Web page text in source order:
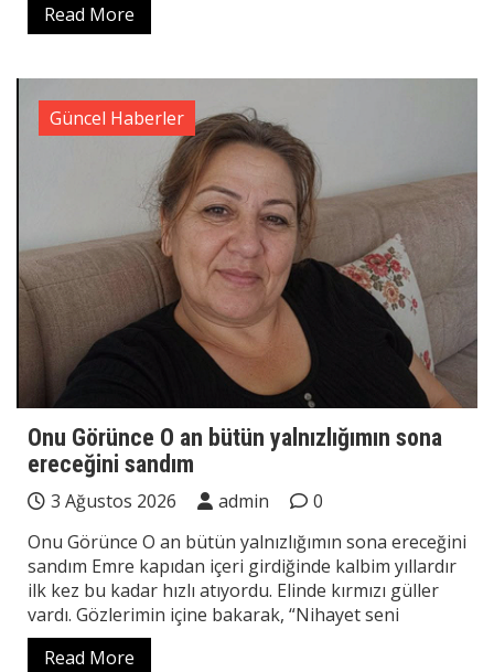
Read More
Güncel Haberler
Onu Görünce O an bütün yalnızlığımın sona
ereceğini sandım
3 Ağustos 2026 admin
0
Onu Görünce O an bütün yalnızlığımın sona ereceğini
sandım Emre kapıdan içeri girdiğinde kalbim yıllardır
ilk kez bu kadar hızlı atıyordu. Elinde kırmızı güller
vardı. Gözlerimin içine bakarak, “Nihayet seni
Read More